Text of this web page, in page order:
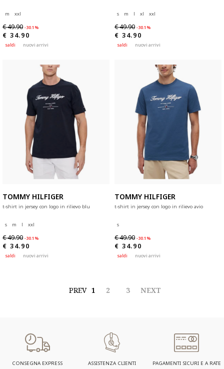
m xxl
€ 49.90 -30.1%
€ 34.90
saldi nuovi arrivi
s m l xl xxl
€ 49.90 -30.1%
€ 34.90
saldi nuovi arrivi
TOMMY HILFIGER
t-shirt in jersey con logo in rilievo blu
s m l xxl
€ 49.90 -30.1%
€ 34.90
saldi nuovi arrivi
TOMMY HILFIGER
t-shirt in jersey con logo in rilievo avio
s
€ 49.90 -30.1%
€ 34.90
saldi nuovi arrivi
PREV 1 2 3 NEXT
CONSEGNA EXPRESS ASSISTENZA CLIENTI PAGAMENTI SICURI E A RATE